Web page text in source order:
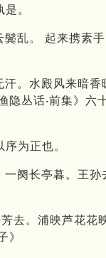
。
乱。 起来携素
。水殿风来暗
丛话‧前集》
为正也。
阕长亭暮。王
去。浦映芦花花
》